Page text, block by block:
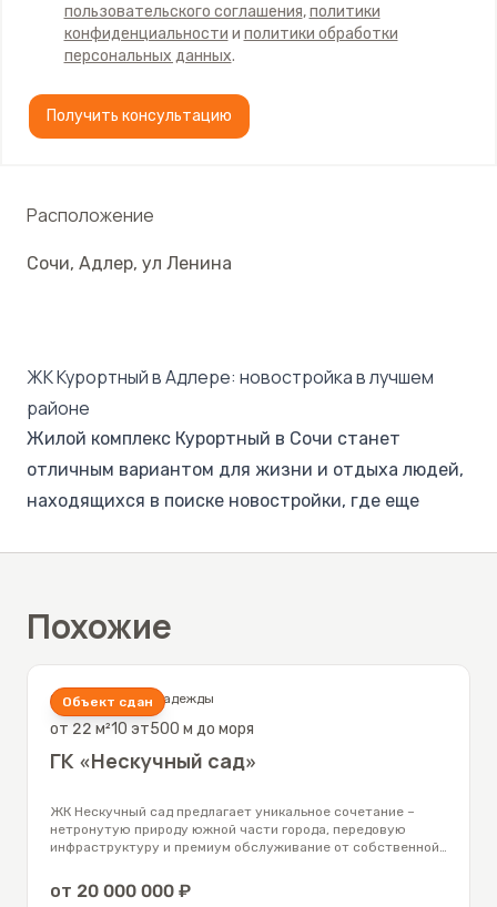
пользовательского соглашения,политики
конфиденциальности и политики обработки
персональных данных.
Получить консультацию
Расположение
Сочи, Адлер, ул Ленина
ЖК Курортный в Адлере: новостройка в лучшем
районе
Жилой комплекс Курортный в Сочи станет
отличным вариантом для жизни и отдыха людей,
находящихся в поиске новостройки, где еще
карте, представленной во вкладке выше. Адрес –
Важная информация о новостройке и о квартирах
Решив купить квартиру в ЖК Курортный, вас
приятно удивит достаточно большой выбор
актуальных предложений, а также
положительные отзывы покупателей. Дом
построен и сдан еще в 2012 году. Его внутренняя
Похожие
Объект сдан
Сочи,Адлер, ул Надежды
от 22 м²10 эт500 м до моря
ГК «Нескучный сад»
ЖК Нескучный сад предлагает уникальное сочетание –
нетронутую природу южной части города, передовую
инфраструктуру и премиум обслуживание от собственной
от 20 000 000 ₽